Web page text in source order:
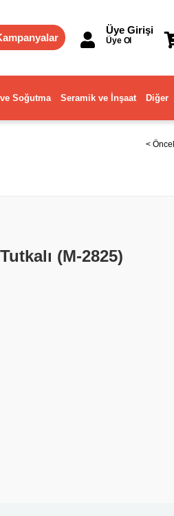
Üye Girişi
Üye Ol
ve Soğutma Seramik ve İnşaat Diğer
<
(M-2825)